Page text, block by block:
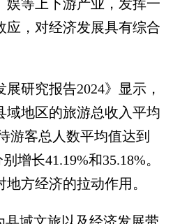
娱等上下游产业，发挥一
应，对经济发展具有综合
研究报告2024》显示，
域地区的旅游总收入平均
游客总人数平均值达到
增长41.19%和35.18%。
方经济的拉动作用。